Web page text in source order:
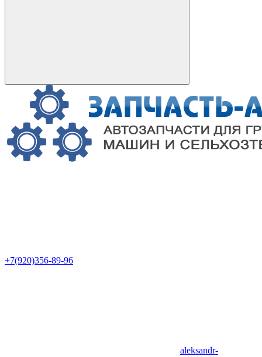
+7(920)356-89-96
aleksandr-